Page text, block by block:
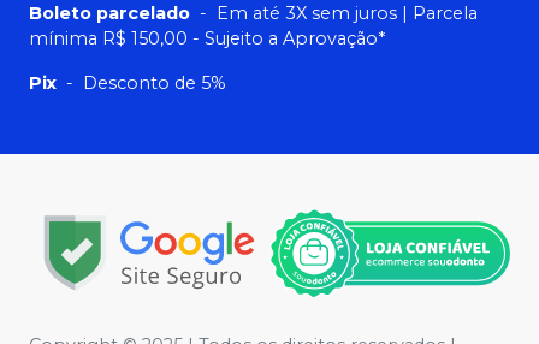
Boleto parcelado - Em até 3X sem juros | Parcela
mínima R$ 150,00 - Sujeito a Aprovação*
Pix - Desconto de 5%